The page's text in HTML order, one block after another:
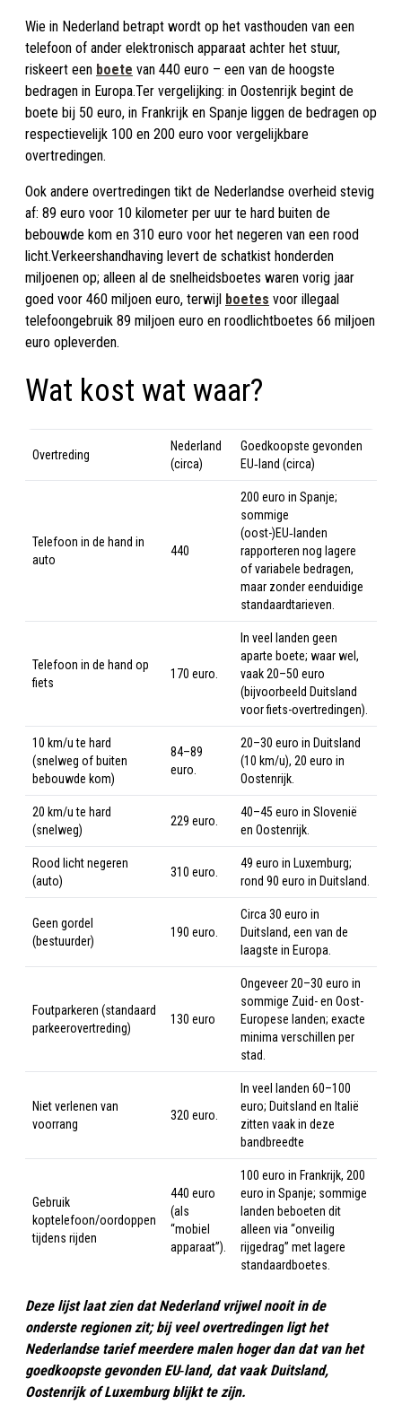
Wie in Nederland betrapt wordt op het vasthouden van een
telefoon of ander elektronisch apparaat achter het stuur,
riskeert een boete van 440 euro – een van de hoogste
bedragen in Europa.Ter vergelijking: in Oostenrijk begint de
boete bij 50 euro, in Frankrijk en Spanje liggen de bedragen op
respectievelijk 100 en 200 euro voor vergelijkbare
overtredingen.
Ook andere overtredingen tikt de Nederlandse overheid stevig
af: 89 euro voor 10 kilometer per uur te hard buiten de
bebouwde kom en 310 euro voor het negeren van een rood
licht.Verkeershandhaving levert de schatkist honderden
miljoenen op; alleen al de snelheidsboetes waren vorig jaar
goed voor 460 miljoen euro, terwijl boetes voor illegaal
telefoongebruik 89 miljoen euro en roodlichtboetes 66 miljoen
euro opleverden.
Wat kost wat waar?
Overtreding
Nederland
(circa)
Goedkoopste gevonden
EU‑land (circa)
Telefoon in de hand in
auto
440
200 euro in Spanje;
sommige
(oost-)EU‑landen
rapporteren nog lagere
of variabele bedragen,
maar zonder eenduidige
standaardtarieven.
Telefoon in de hand op
fiets
170 euro.
In veel landen geen
aparte boete; waar wel,
vaak 20–50 euro
(bijvoorbeeld Duitsland
voor fiets-overtredingen).
10 km/u te hard
(snelweg of buiten
bebouwde kom)
84–89
euro.
20–30 euro in Duitsland
(10 km/u), 20 euro in
Oostenrijk.
20 km/u te hard
(snelweg)
229 euro.
40–45 euro in Slovenië
en Oostenrijk.
Rood licht negeren
(auto)
310 euro.
49 euro in Luxemburg;
rond 90 euro in Duitsland.
Geen gordel
(bestuurder)
190 euro.
Circa 30 euro in
Duitsland, een van de
laagste in Europa.
Foutparkeren (standaard
parkeerovertreding)
130 euro
Ongeveer 20–30 euro in
sommige Zuid- en Oost-
Europese landen; exacte
minima verschillen per
stad.
Niet verlenen van
voorrang
320 euro.
In veel landen 60–100
euro; Duitsland en Italië
zitten vaak in deze
bandbreedte
Gebruik
koptelefoon/oordoppen
tijdens rijden
440 euro
(als
“mobiel
apparaat”).
100 euro in Frankrijk, 200
euro in Spanje; sommige
landen beboeten dit
alleen via “onveilig
rijgedrag” met lagere
standaardboetes.
Deze lijst laat zien dat Nederland vrijwel nooit in de
onderste regionen zit; bij veel overtredingen ligt het
Nederlandse tarief meerdere malen hoger dan dat van het
goedkoopste gevonden EU‑land, dat vaak Duitsland,
Oostenrijk of Luxemburg blijkt te zijn.